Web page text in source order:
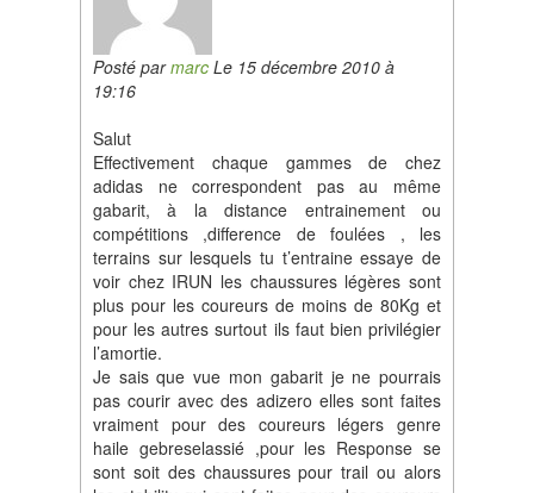
Posté parmarcLe 15 décembre 2010 à
19:16
Salut
Effectivement chaque gammes de chez
adidas ne correspondent pas au même
gabarit, à la distance entrainement ou
compétitions ,difference de foulées , les
terrains sur lesquels tu t’entraine essaye de
voir chez IRUN les chaussures légères sont
plus pour les coureurs de moins de 80Kg et
pour les autres surtout ils faut bien privilégier
l’amortie.
Je sais que vue mon gabarit je ne pourrais
pas courir avec des adizero elles sont faites
vraiment pour des coureurs légers genre
haile gebreselassié ,pour les Response se
sont soit des chaussures pour trail ou alors